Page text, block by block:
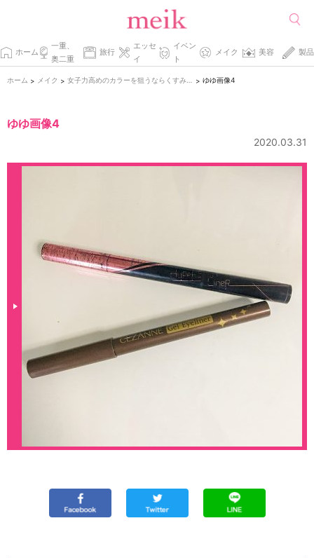
ホーム
一重、
奥二重
旅行
エッセ
イ
イベン
ト
メイク 美容 製品
ホーム > メイク > > ゆゆ画像4
ゆゆ画像4
2020.03.31